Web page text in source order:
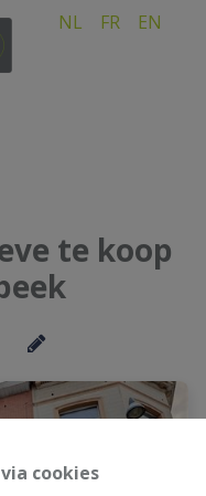
cookies
NL FR EN
te koop